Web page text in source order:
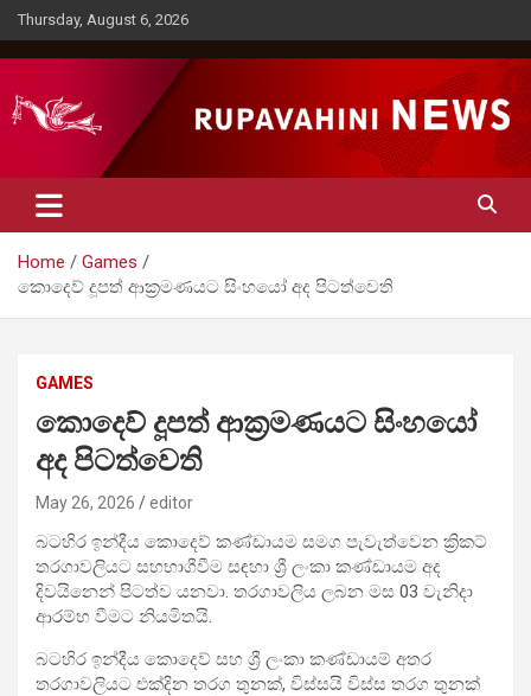
Skip
to
content
Thursday, August 6, 2026
Rupavahini News
Home
Games
කොදෙව් දූපත් ආක්‍රමණයට සිංහයෝ අද පිටත්වෙති
GAMES
කොදෙව් දූපත් ආක්‍රමණයට සිංහයෝ
අද පිටත්වෙති
May 26, 2026 editor
බටහිර ඉන්දීය කොදෙව් කණ්ඩායම සමග පැවැත්වෙන ක්‍රිකට්
තරගාවලියට සහභාගීවීම සඳහා ශ්‍රී ලංකා කණ්ඩායම අද
දිවයිනෙන් පිටත්ව යනවා. තරගාවලිය ලබන මස 03 වැනිදා
ආරම්භ වීමට නියමිතයි.
බටහිර ඉන්දීය කොදෙව් සහ ශ්‍රී ලංකා කණ්ඩායම් අතර
තරගාවලියට එක්දින තරග තුනක්, විස්සයි විස්ස තරග තුනක්